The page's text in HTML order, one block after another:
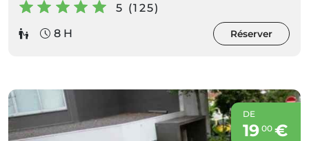
5 (125)
8 H
Réserver
DE
19 00€